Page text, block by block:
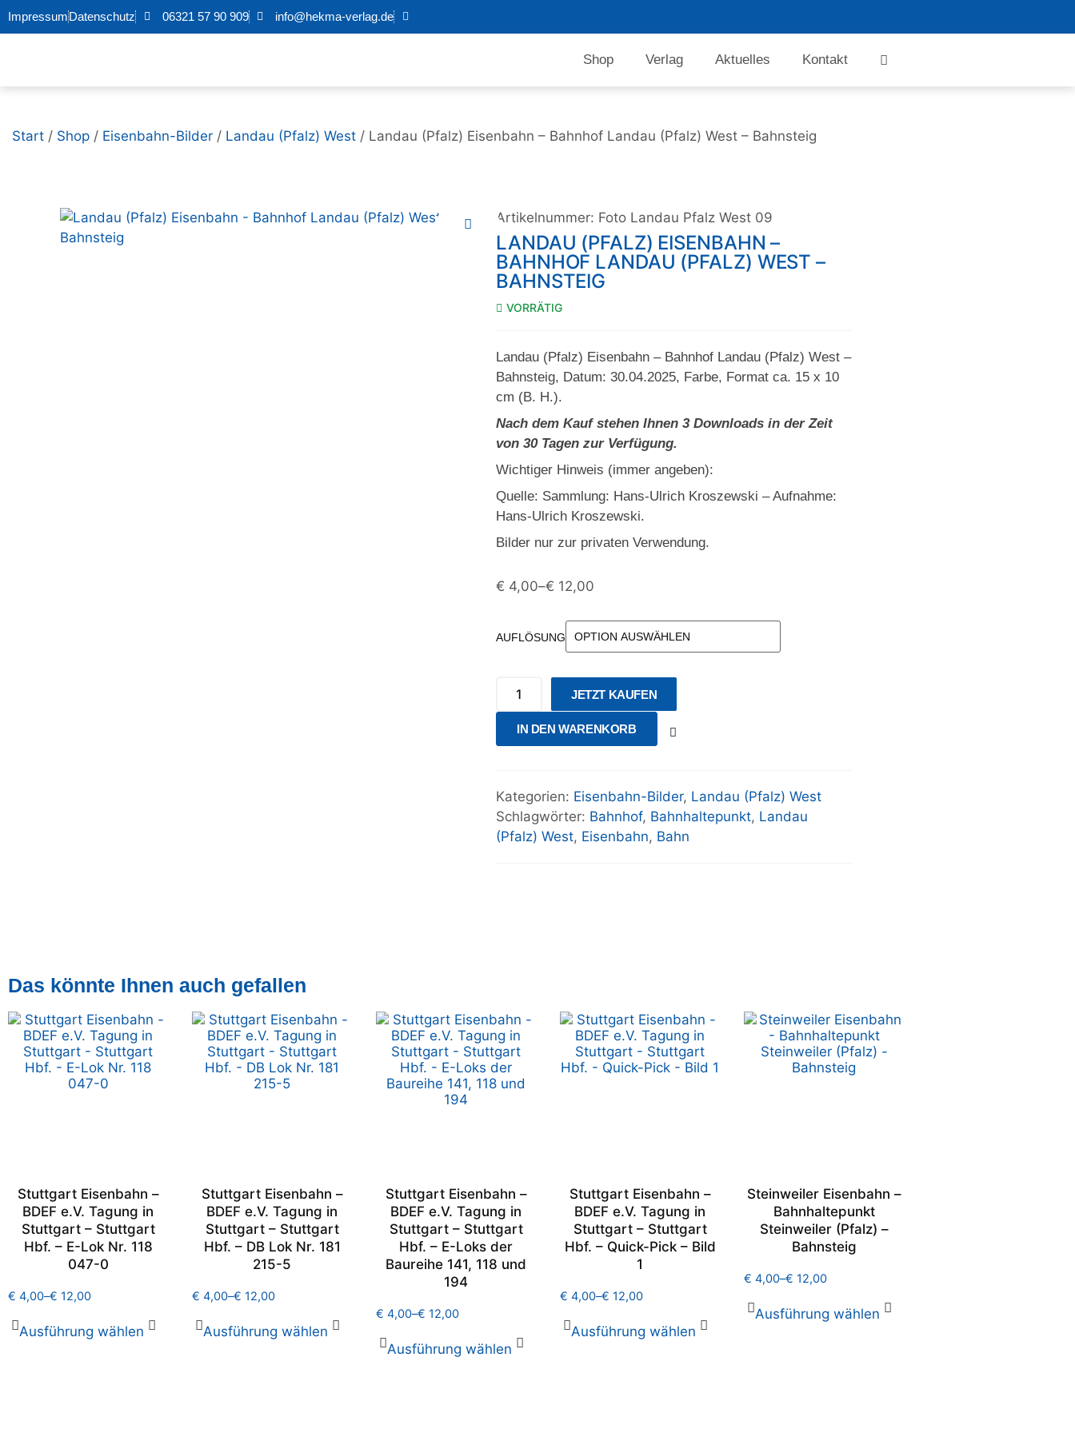
ImpressumDatenschutz 06321 57 90 909 info@hekma-verlag.de
Shop Verlag Aktuelles Kontakt
Start / Shop / Eisenbahn-Bilder / Landau (Pfalz) West / Landau (Pfalz) Eisenbahn – Bahnhof Landau (Pfalz) West – Bahnsteig
Artikelnummer: Foto Landau Pfalz West 09
LANDAU (PFALZ) EISENBAHN –
BAHNHOF LANDAU (PFALZ) WEST –
BAHNSTEIG
VORRÄTIG
Landau (Pfalz) Eisenbahn – Bahnhof Landau (Pfalz) West –
Bahnsteig, Datum: 30.04.2025, Farbe, Format ca. 15 x 10
cm (B. H.).
Nach dem Kauf stehen Ihnen 3 Downloads in der Zeit
von 30 Tagen zur Verfügung.
Wichtiger Hinweis (immer angeben):
Quelle: Sammlung: Hans-Ulrich Kroszewski – Aufnahme:
Hans-Ulrich Kroszewski.
Bilder nur zur privaten Verwendung.
€ 4,00–€ 12,00
AUFLÖSUNG
JETZT KAUFEN
IN DEN WARENKORB
Kategorien: Eisenbahn-Bilder, Landau (Pfalz) West
Schlagwörter: Bahnhof, Bahnhaltepunkt, Landau
(Pfalz) West, Eisenbahn, Bahn
Das könnte Ihnen auch gefallen
Stuttgart Eisenbahn –
BDEF e.V. Tagung in
Stuttgart – Stuttgart
Hbf. – E-Lok Nr. 118
047-0
€ 4,00–€ 12,00
Ausführung wählen
Stuttgart Eisenbahn –
BDEF e.V. Tagung in
Stuttgart – Stuttgart
Hbf. – DB Lok Nr. 181
215-5
€ 4,00–€ 12,00
Ausführung wählen
Stuttgart Eisenbahn –
BDEF e.V. Tagung in
Stuttgart – Stuttgart
Hbf. – E-Loks der
Baureihe 141, 118 und
194
€ 4,00–€ 12,00
Ausführung wählen
Stuttgart Eisenbahn –
BDEF e.V. Tagung in
Stuttgart – Stuttgart
Hbf. – Quick-Pick – Bild
1
€ 4,00–€ 12,00
Ausführung wählen
Steinweiler Eisenbahn –
Bahnhaltepunkt
Steinweiler (Pfalz) –
Bahnsteig
€ 4,00–€ 12,00
Ausführung wählen